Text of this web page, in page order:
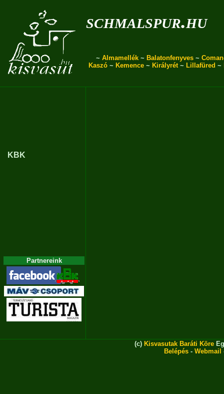
schmalspur.hu
~ Almamellék ~ Balatonfenyves ~
Kaszó~ Kemence~ Királyrét~ Lillafüred ~
KBK
Partnereink
(c) Kisvasutak Baráti Köre
Belépés - Webmail